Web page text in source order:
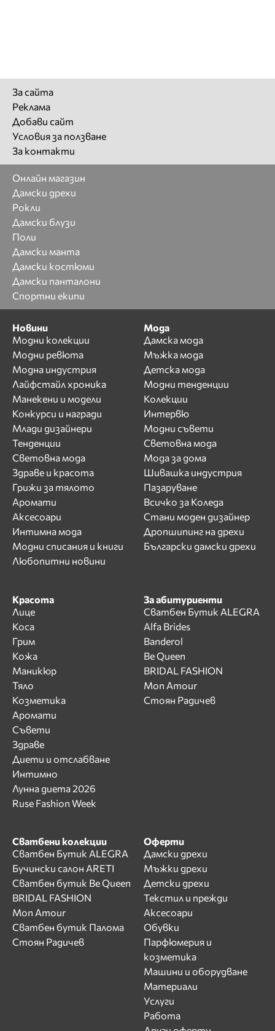
За сайта
Реклама
Добави сайт
Условия за ползване
За контакти
Онлайн магазин
Дамски дрехи
Рокли
Дамски блузи
Поли
Дамски манта
Дамски костюми
Дамски панталони
Спортни екипи
Новини
Модни колекции
Модни ревюта
Модна индустрия
Лайфстайл хроника
Манекени и модели
Конкурси и награди
Млади дизайнери
Тенденции
Световна мода
Здраве и красота
Грижи за тялото
Аромати
Аксесоари
Интимна мода
Модни списания и книги
Любопитни новини
Мода
Дамска мода
Мъжка мода
Детска мода
Модни тенденции
Колекции
Интервю
Модни съвети
Световна мода
Мода за дома
Шивашка индустрия
Пазаруване
Всичко за Коледа
Стани моден дизайнер
Дропшипинг на дрехи
Български дамски дрехи
Красота
Лице
Коса
Грим
Кожа
Маникюр
Тяло
Козметика
Аромати
Съвети
Здраве
Диети и отслабване
Интимно
Лунна диета 2026
Ruse Fashion Week
За абитуриенти
Сватбен Бутик ALEGRA
Alfa Brides
Banderol
Be Queen
BRIDAL FASHION
Mon Amour
Стоян Радичев
Сватбени колекции
Сватбен Бутик ALEGRA
Бучински салон ARETI
Сватбен бутик Be Queen
BRIDAL FASHION
Mon Amour
Сватбен бутик Палома
Стоян Радичев
Оферти
Дамски дрехи
Мъжки дрехи
Детски дрехи
Текстил и прежди
Аксесоари
Обувки
Парфюмерия и
козметика
Машини и оборудване
Материали
Услуги
Работа